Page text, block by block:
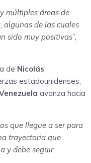
múltiples áreas de
de las cuales
sido muy positivas”,
de Nicolás
estadounidenses,
avanza hacia
que llegue a ser para
trayectoria que
y debe seguir